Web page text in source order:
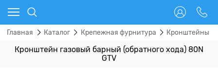
Главная Каталог Крепежная фурнитура Кронштейны
Кронштейн газовый барный (обратного хода) 80N
GTV